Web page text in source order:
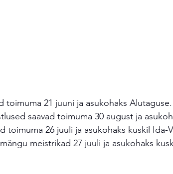
toimuma 21 juuni ja asukohaks Alutaguse.
saavad toimuma 30 august ja
toimuma 26 juuli ja asukohaks kuskil Ida-
meistrikad 27 juuli ja asukohaks